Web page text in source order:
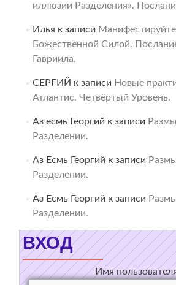
иллюзии Разделения».
Илья к записи
Божественной Силой.
Гавриила.
СЕРГИЙ к записи Новые
Атлантис. Четвёртый Уровень.
Аз есмь Георгий к записи
Разделении.
Аз Есмь Георгий к записи
Разделении.
Аз Есмь Георгий к записи
Разделении.
ВХОД
Имя